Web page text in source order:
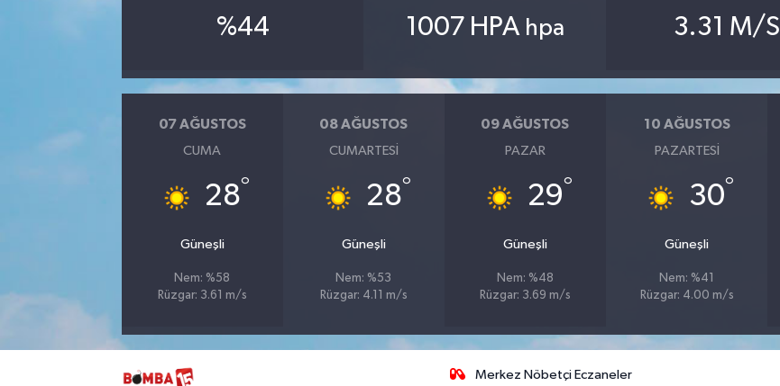
%44 1007 HPA hpa 3.31 M/S
07 AĞUSTOS
CUMA
28°
Güneşli
Nem: %58
Rüzgar: 3.61 m/s
08 AĞUSTOS
CUMARTESI
28°
Güneşli
Nem: %53
Rüzgar: 4.11 m/s
09 AĞUSTOS
PAZAR
29°
Güneşli
Nem: %48
Rüzgar: 3.69 m/s
10 AĞUSTOS
PAZARTESI
30°
Güneşli
Nem: %41
Rüzgar: 4.00 m/s
Merkez Nöbetçi Eczaneler